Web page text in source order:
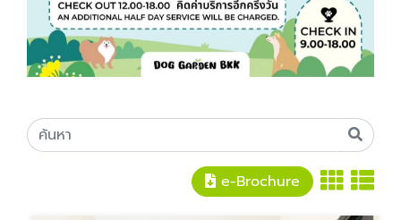
e-Brochure